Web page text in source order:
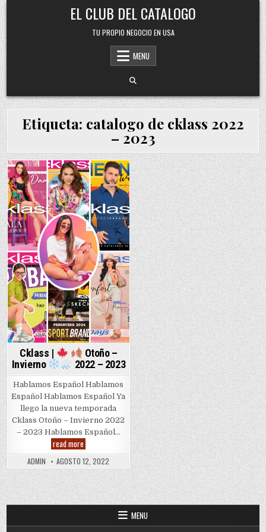
Skip
to
content
EL CLUB DEL CATALOGO
TU PROPIO NEGOCIO EN USA
MENU
Etiqueta: catalogo de cklass 2022
– 2023
Posted
in
Cklass |
Otoño –
Invierno
2022 – 2023
Hablamos Español Hablamos
Español Hablamos Español Ya
llego la nueva temporada
Cklass Otoño – Invierno 2022
– 2023 Hablamos Español…
read more
|
Otoño
–
Invierno
2023
ADMIN AGOSTO 12, 2022
MENU